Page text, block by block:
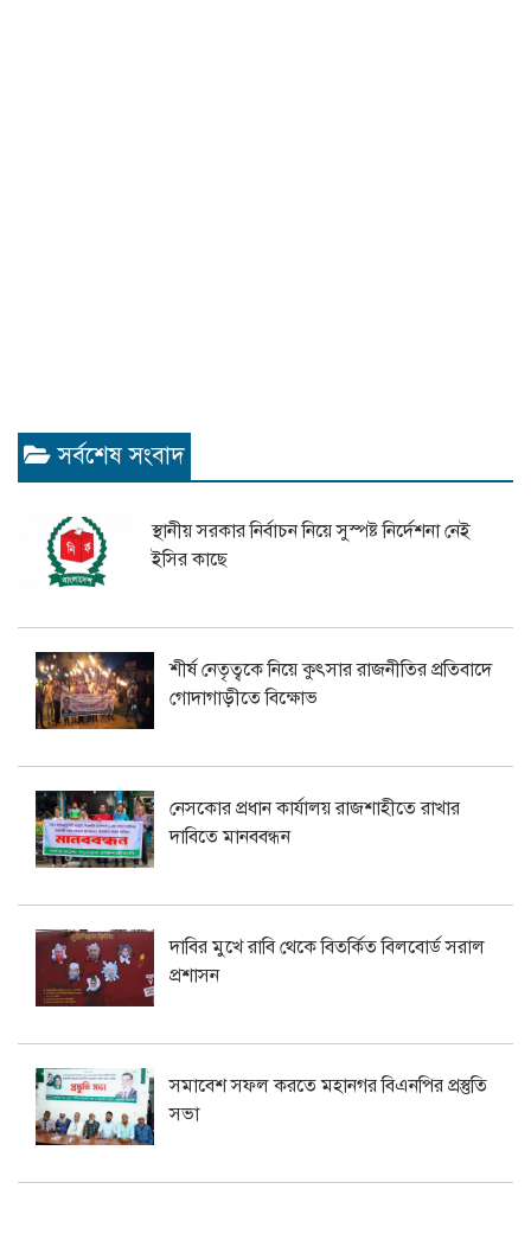
সর্বশেষ সংবাদ
স্থানীয় সরকার নির্বাচন নিয়ে সুস্পষ্ট নির্দেশনা নেই
ইসির কাছে
শীর্ষ নেতৃত্বকে নিয়ে কুৎসার রাজনীতির প্রতিবাদে
গোদাগাড়ীতে বিক্ষোভ
নেসকোর প্রধান কার্যালয় রাজশাহীতে রাখার
দাবিতে মানববন্ধন
দাবির মুখে রাবি থেকে বিতর্কিত বিলবোর্ড সরাল
প্রশাসন
সমাবেশ সফল করতে মহানগর বিএনপির প্রস্তুতি
সভা